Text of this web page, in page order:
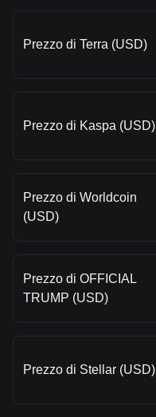
Prezzo di Terra (USD)
Prezzo di Kaspa (USD)
Prezzo di Worldcoin
(USD)
Prezzo di OFFICIAL
TRUMP (USD)
Prezzo di Stellar (USD)